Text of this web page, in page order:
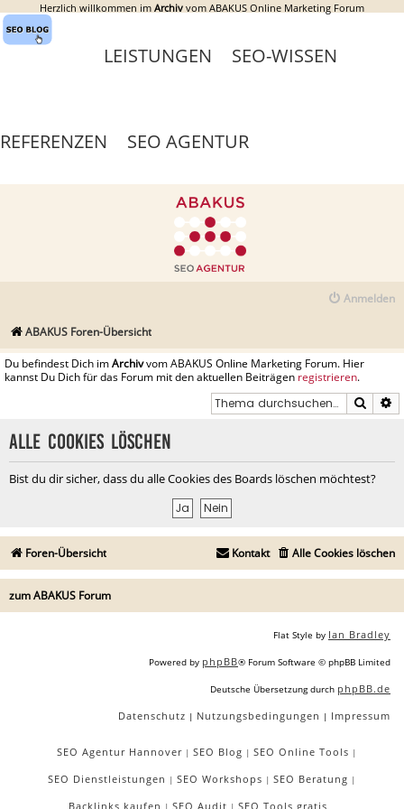
Herzlich willkommen im Archiv vom ABAKUS Online Marketing Forum
LEISTUNGEN SEO-WISSEN
REFERENZEN SEO AGENTUR
Anmelden
ABAKUS Foren-Übersicht
Du befindest Dich imArchivvom ABAKUS Online Marketing Forum. Hier
kannst Du Dich für das Forum mit den aktuellen Beiträgen registrieren.
Suche
Alle Cookies löschen
Bist du dir sicher, dass du alle Cookies des Boards löschen möchtest?
Foren-Übersicht Alle Cookies löschen
Kontakt
zum ABAKUS Forum
Flat Style by Ian Bradley
Powered by phpBB® Forum Software © phpBB Limited
Deutsche Übersetzung durch phpBB.de
Datenschutz | Nutzungsbedingungen | Impressum
SEO Agentur Hannover| SEO Blog | SEO Online Tools |
SEO Dienstleistungen | SEO Workshops | SEO Beratung |
Backlinks kaufen | SEO Audit | SEO Tools gratis